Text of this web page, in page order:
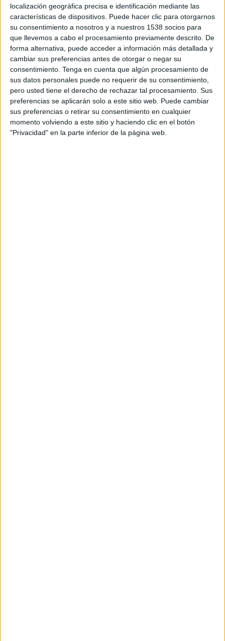
localización geográfica precisa e identificación mediante las
características de dispositivos. Puede hacer clic para otorgarnos
su consentimiento a nosotros y a nuestros 1538 socios para
que llevemos a cabo el procesamiento previamente descrito. De
forma alternativa, puede acceder a información más detallada y
cambiar sus preferencias antes de otorgar o negar su
consentimiento. Tenga en cuenta que algún procesamiento de
sus datos personales puede no requerir de su consentimiento,
pero usted tiene el derecho de rechazar tal procesamiento. Sus
preferencias se aplicarán solo a este sitio web. Puede cambiar
sus preferencias o retirar su consentimiento en cualquier
momento volviendo a este sitio y haciendo clic en el botón
"Privacidad" en la parte inferior de la página web.
IMPRIMIR
TWEET
SHARE
SHARE